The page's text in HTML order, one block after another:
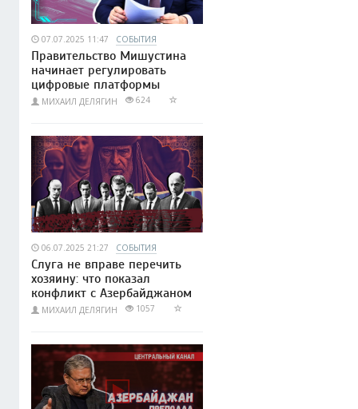
07.07.2025 11:47 СОБЫТИЯ
Правительство Мишустина
начинает регулировать
цифровые платформы
МИХАИЛ ДЕЛЯГИН 624
06.07.2025 21:27 СОБЫТИЯ
Слуга не вправе перечить
хозяину: что показал
конфликт с Азербайджаном
МИХАИЛ ДЕЛЯГИН 1057